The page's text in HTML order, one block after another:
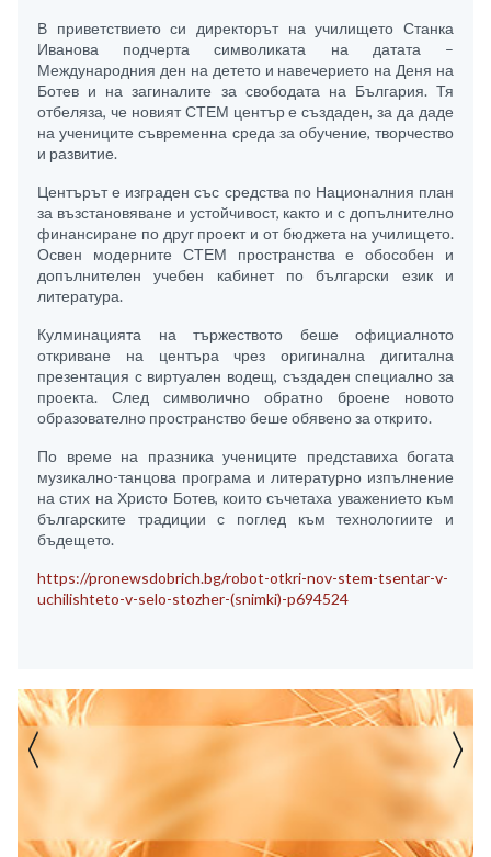
В приветствието си директорът на училището Станка
Иванова подчерта символиката на датата –
Международния ден на детето и навечерието на Деня на
Ботев и на загиналите за свободата на България. Тя
отбеляза, че новият СТЕМ център е създаден, за да даде
на учениците съвременна среда за обучение, творчество
и развитие.
Центърът е изграден със средства по Националния план
за възстановяване и устойчивост, както и с допълнително
финансиране по друг проект и от бюджета на училището.
Освен модерните СТЕМ пространства е обособен и
допълнителен учебен кабинет по български език и
литература.
Кулминацията на тържеството беше официалното
откриване на центъра чрез оригинална дигитална
презентация с виртуален водещ, създаден специално за
проекта. След символично обратно броене новото
образователно пространство беше обявено за открито.
По време на празника учениците представиха богата
музикално-танцова програма и литературно изпълнение
на стих на Христо Ботев, които съчетаха уважението към
българските традиции с поглед към технологиите и
бъдещето.
https://pronewsdobrich.bg/robot-otkri-nov-stem-tsentar-v-
uchilishteto-v-selo-stozher-(snimki)-p694524